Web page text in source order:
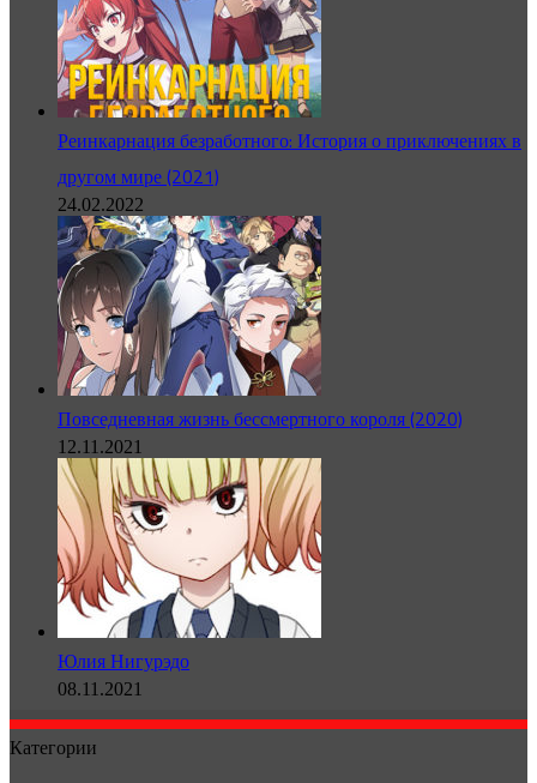
Реинкарнация безработного: История о приключениях в
другом мире (2021)
24.02.2022
Повседневная жизнь бессмертного короля (2020)
12.11.2021
Юлия Нигурэдо
08.11.2021
Категории